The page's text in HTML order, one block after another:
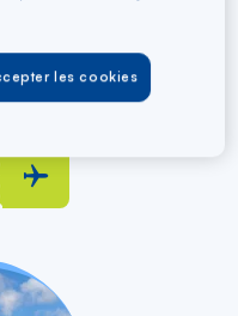
LYS
Case)SFG
les cookies